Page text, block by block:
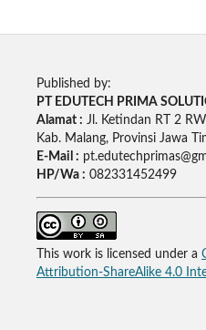
Published by:
PT EDUTECH PRIMA
Alamat : Jl. Ketindan RT 2
Kab. Malang, Provinsi Jawa
E-Mail :
HP/Wa : 082331452499
This work is licensed under a
Attribution-ShareAlike 4.0